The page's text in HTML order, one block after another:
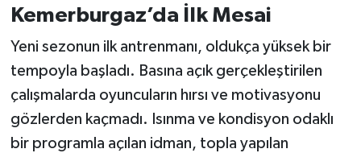
Kemerburgaz’da İlk Mesai
Yeni sezonun ilk antrenmanı, oldukça yüksek bir
tempoyla başladı. Basına açık gerçekleştirilen
çalışmalarda oyuncuların hırsı ve motivasyonu
gözlerden kaçmadı. Isınma ve kondisyon odaklı
bir programla açılan idman, topla yapılan